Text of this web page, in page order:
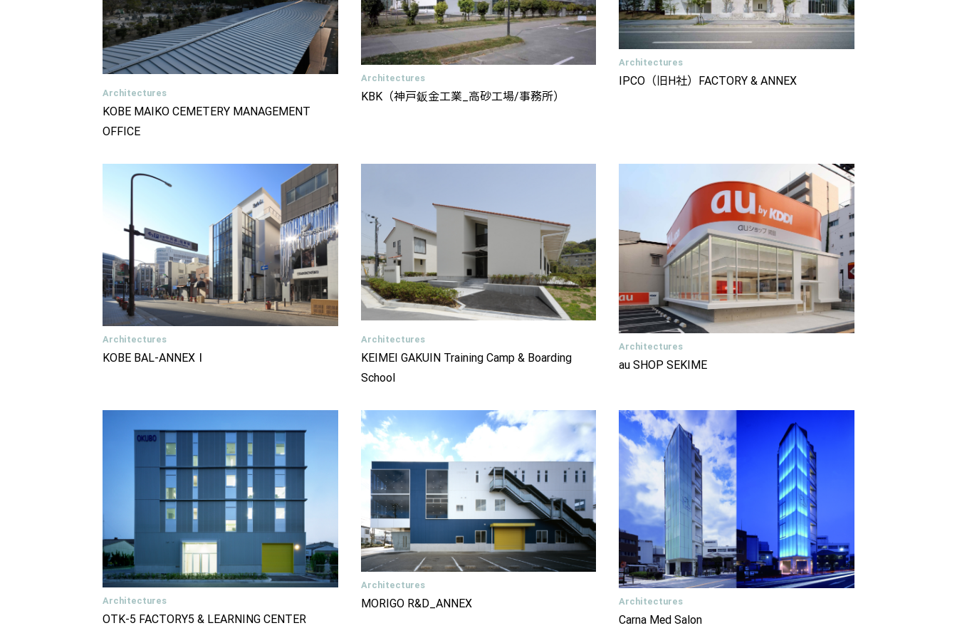
Architectures
KOBE MAIKO CEMETERY MANAGEMENT
OFFICE
Architectures
KBK（神戸鈑金工業_高砂工場/事務所）
Architectures
IPCO（旧H社）FACTORY & ANNEX
Architectures
KOBE BAL-ANNEXⅠ
Architectures
KEIMEI GAKUIN Training Camp & Boarding
School
Architectures
au SHOP SEKIME
Architectures
OTK-5 FACTORY5 & LEARNING CENTER
Architectures
MORIGO R&D_ANNEX Architectures
Carna Med Salon